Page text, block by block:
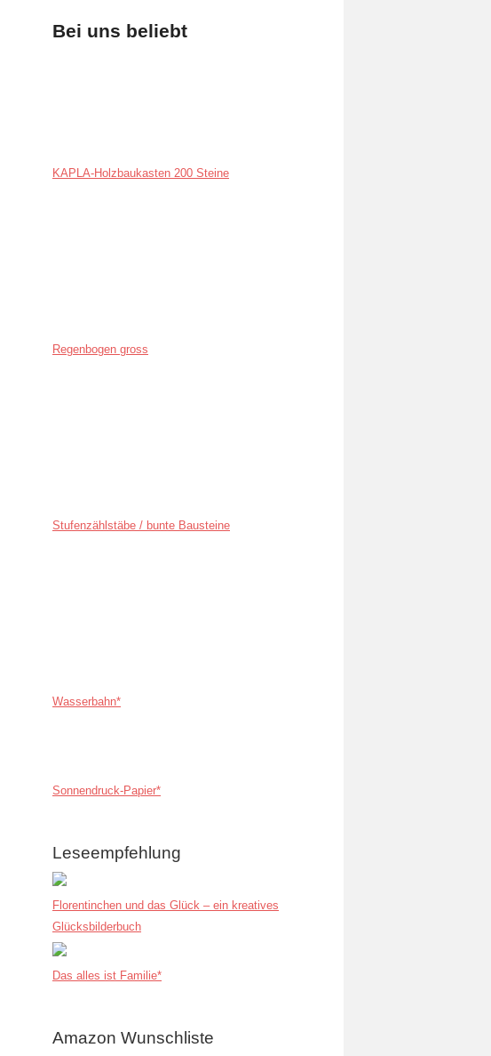
Bei uns beliebt
KAPLA-Holzbaukasten 200 Steine
Regenbogen gross
Stufenzählstäbe / bunte Bausteine
Wasserbahn*
Sonnendruck-Papier*
Leseempfehlung
Florentinchen und das Glück – ein kreatives
Glücksbilderbuch
Das alles ist Familie*
Amazon Wunschliste